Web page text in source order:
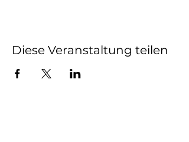
Diese Veranstaltung teilen